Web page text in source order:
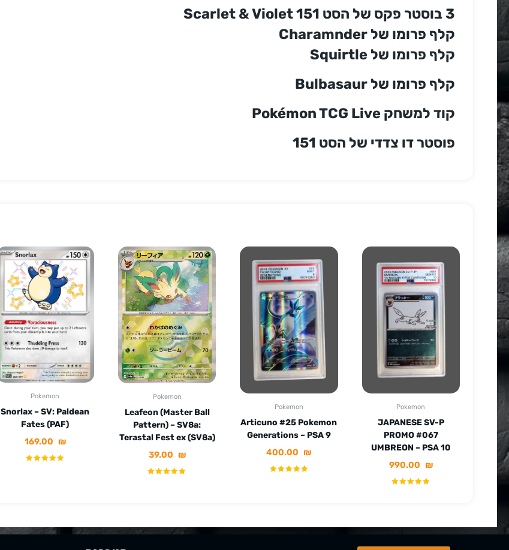
3 בוסטר פקס של הסט Scarlet & Violet 151
קלף פרומו של Charamnder
קלף פרומו של Squirtle
קלף פרומו של Bulbasaur
קוד למשחק Pokémon TCG Live
פוסטר דו צדדי של הסט 151
Pokemon
Snorlax – SV: Paldean
Fates (PAF)
169.00 ₪
Pokemon
Leafeon (Master Ball
Pattern) – SV8a:
Terastal Fest ex (SV8a)
39.00 ₪
Pokemon
Articuno #25 Pokemon
Generations – PSA 9
400.00 ₪
Pokemon
JAPANESE SV-P
PROMO #067
UMBREON – PSA 10
990.00 ₪